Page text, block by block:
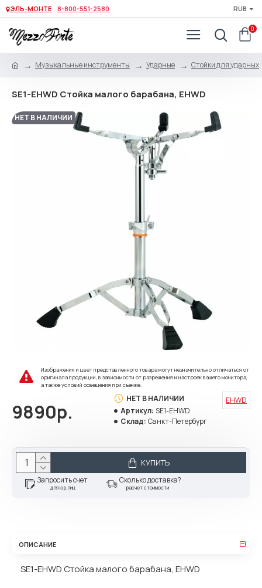
ЭЛЬ-МОНТЕ 8-800-551-2580 RUB
0
Музыкальные инструменты Ударные Стойки для ударных
SE1-EHWD Стойка малого барабана, EHWD
НЕТ В НАЛИЧИИ
Изображения и цвет представленного товара могут незначительно отличаться от
оригинала продукции, в зависимости от разрешения и настроек вашего монитора,
а также условий освещения при съемке.
9890р.
НЕТ В НАЛИЧИИ
Артикул: SE1-EHWD
Склад: Санкт-Петербург
EHWD
КУПИТЬ
Запросить счет
для юр.лиц
Сколько доставка?
расчет стоимости
ОПИСАНИЕ
SE1-EHWD Стойка малого барабана, EHWD